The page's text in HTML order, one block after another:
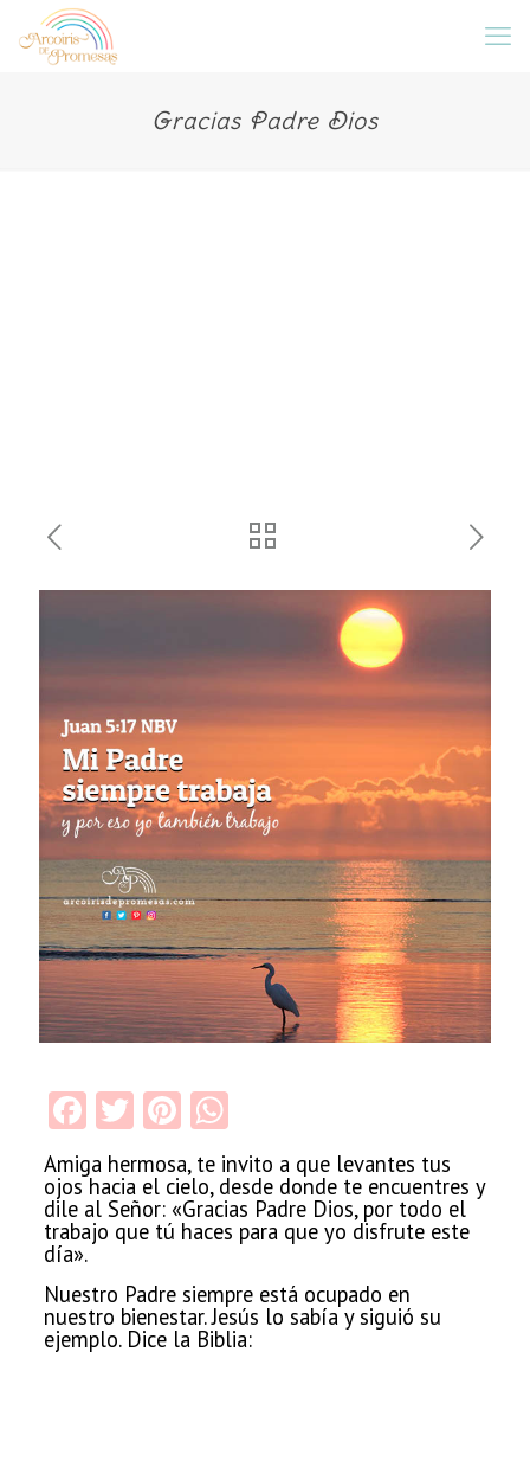
Gracias Padre Dios
Facebook
TwitterPinterest
WhatsApp
Amiga hermosa, te invito a que levantes tus
ojos hacia el cielo, desde donde te encuentres y
dile al Señor: «Gracias Padre Dios, por todo el
trabajo que tú haces para que yo disfrute este
día».
Nuestro Padre siempre está ocupado en
nuestro bienestar. Jesús lo sabía y siguió su
ejemplo. Dice la Biblia: